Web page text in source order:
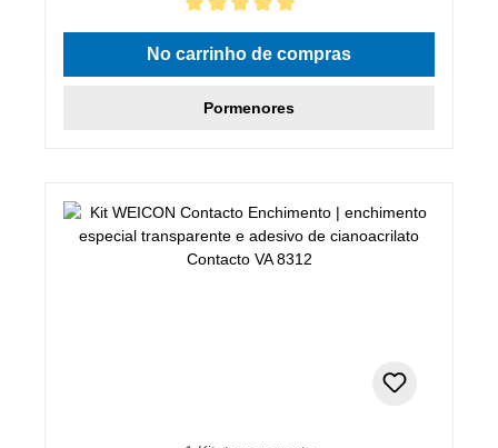
Classificação média de 5 de 5 estrelas
No carrinho de compras
Pormenores